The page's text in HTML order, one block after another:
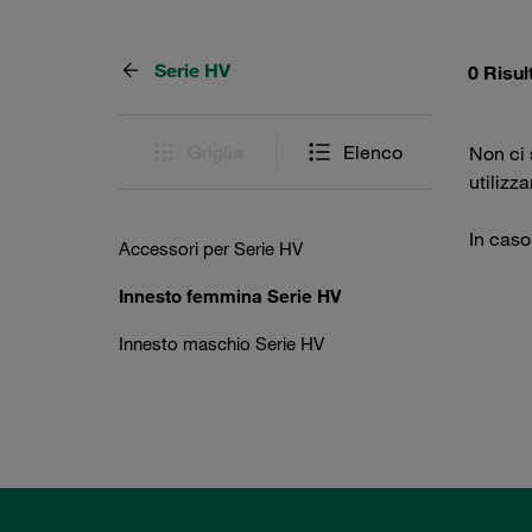
Serie HV
Elenco
Accessori per Serie HV
Innesto femmina Serie HV
Innesto maschio Serie HV
0
Non ci
In